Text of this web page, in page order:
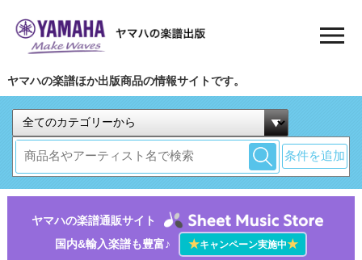
ヤマハの楽譜ほか出版商品の情報サイトです。
条件を追加
ヤマハの楽譜通販サイト
国内&輸入楽譜も豊富♪
★キャンペーン実施中★